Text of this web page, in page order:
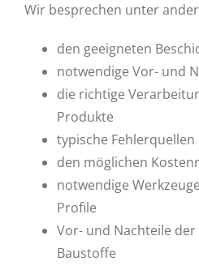
Wir besprechen unter
den geeigneten
notwendige Vor- und
die richtige
Produkte
typische Fehlerquellen
den möglichen
notwendige
Profile
Vor- und Nachteile
Baustoffe